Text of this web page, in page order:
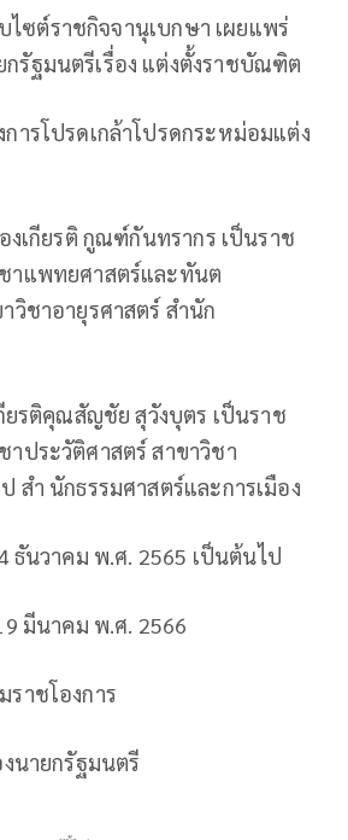
ไซต์ราชกิจจานุเบกษา เผยแพร่
รัฐมนตรีเรื่อง แต่งตั้งราชบัณฑิต
ารโปรดเกล้าโปรดกระหม่อมแต่ง
งเกียรติ กูณฑ์กันทรากร เป็นราช
าแพทยศาสตร์และทันต
วิชาอายุรศาสตร์ สำนัก
ยรติคุณสัญชัย สุวังบุตร เป็นราช
ประวัติศาสตร์ สาขาวิชา
สำ นักธรรมศาสตร์และการเมือง
ธันวาคม พ.ศ. 2565 เป็นต้นไป
มีนาคม พ.ศ. 2566
าชโองการ
นายกรัฐมนตรี